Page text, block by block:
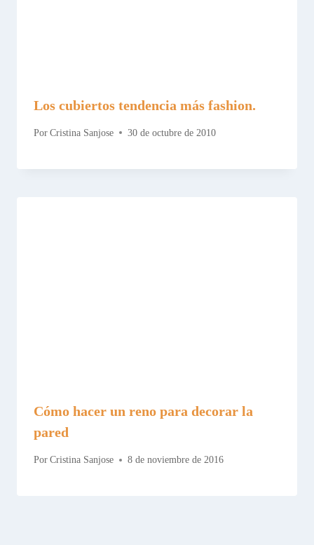
Los cubiertos tendencia más fashion.
Por Cristina Sanjose 30 de octubre de 2010
Cómo hacer un reno para decorar la
pared
Por Cristina Sanjose 8 de noviembre de 2016